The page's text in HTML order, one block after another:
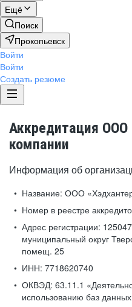
Ещё
Поиск
Прокопьевск
Войти
Войти
Создать резюме
Аккредитация ООО
компании
Информация об
Название: ООО
Номер в реестре
Адрес регистрации:
муниципальный округ
помещ. 25
ИНН: 7718620740
ОКВЭД: 63.11.1
использованию баз